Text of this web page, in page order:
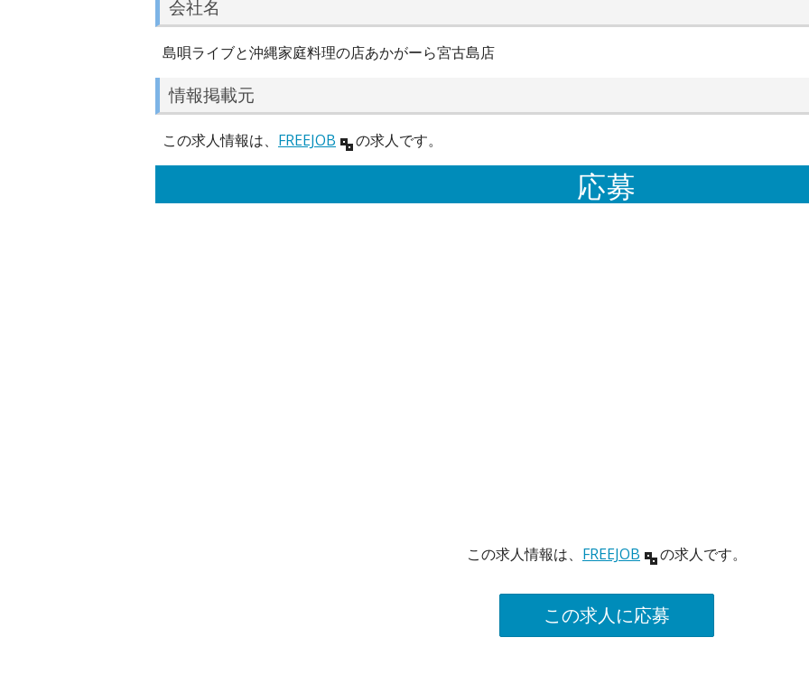
会社名
島唄ライブと沖縄家庭料理の店あかがーら宮古島店
情報掲載元
この求人情報は、 FREEJOB の求人です。
応募
この求人情報は、 FREEJOB の求人です。
この求人に応募